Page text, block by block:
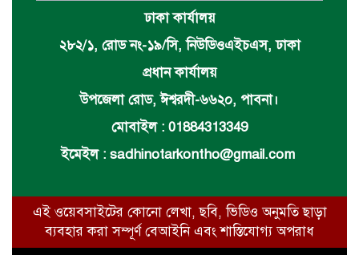
ঢাকা কার্যালয়
২৮২/১, রোড নং-১৯/সি, নিউডিওএইচএস, ঢাকা
প্রধান কার্যালয়
উপজেলা রোড, ঈশ্বরদী-৬৬২০, পাবনা।
মোবাইল : 01884313349
ইমেইল : sadhinotarkontho@gmail.com
এই ওয়েবসাইটের কোনো লেখা, ছবি, ভিডিও অনুমতি ছাড়া
ব্যবহার করা সম্পূর্ণ বেআইনি এবং শাস্তিযোগ্য অপরাধ